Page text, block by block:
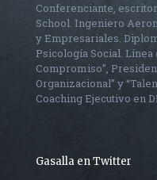
Conferenciante,
School. Ingeniero
y Empresariales.
Psicología Social.
Compromiso”,
Organizacional” y
Coaching Ejecutivo en
Gasalla en Twitter